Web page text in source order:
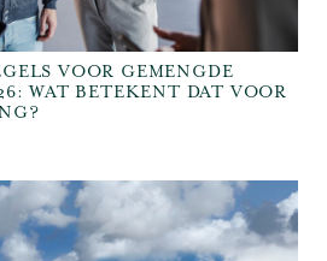
VOOR GEMENGDE
WAT BETEKENT DAT VOOR